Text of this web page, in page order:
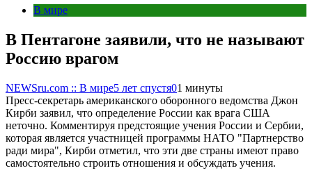
В мире
В Пентагоне заявили, что не называют
Россию врагом
NEWSru.com :: В мире5 лет спустя01 минуты
Пресс-секретарь американского оборонного ведомства Джон
Кирби заявил, что определение России как врага США
неточно. Комментируя предстоящие учения России и Сербии,
которая является участницей программы НАТО "Партнерство
ради мира", Кирби отметил, что эти две страны имеют право
самостоятельно строить отношения и обсуждать учения.